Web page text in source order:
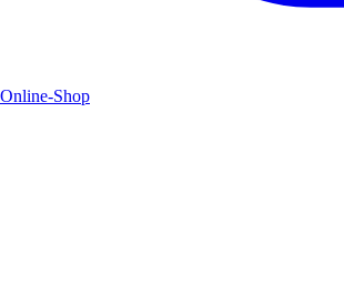
Online-Shop